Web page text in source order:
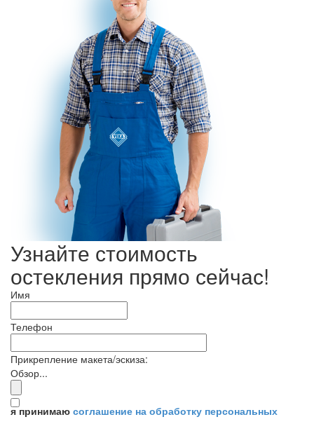
Узнайте стоимость
остекления прямо сейчас!
Имя
Телефон
Прикрепление макета/эскиза:
Обзор...
я принимаю соглашение на обработку персональных